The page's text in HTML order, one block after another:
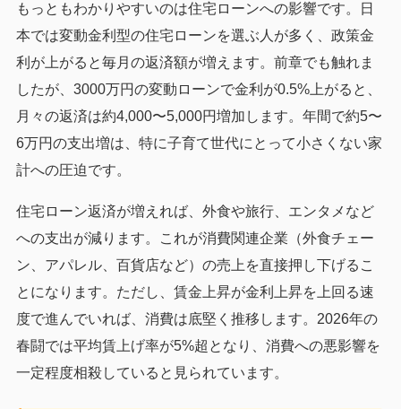
もっともわかりやすいのは住宅ローンへの影響です。日
本では変動金利型の住宅ローンを選ぶ人が多く、政策金
利が上がると毎月の返済額が増えます。前章でも触れま
したが、3000万円の変動ローンで金利が0.5%上がると、
月々の返済は約4,000〜5,000円増加します。年間で約5〜
6万円の支出増は、特に子育て世代にとって小さくない家
計への圧迫です。
住宅ローン返済が増えれば、外食や旅行、エンタメなど
への支出が減ります。これが消費関連企業（外食チェー
ン、アパレル、百貨店など）の売上を直接押し下げるこ
とになります。ただし、賃金上昇が金利上昇を上回る速
度で進んでいれば、消費は底堅く推移します。2026年の
春闘では平均賃上げ率が5%超となり、消費への悪影響を
一定程度相殺していると見られています。